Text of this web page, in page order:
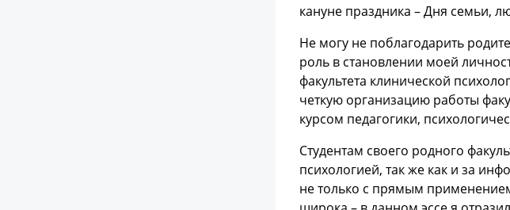
кануне праздника – Дня семьи,
Не могу не поблагодарить
роль в становлении моей
факультета клинической
четкую организацию работы
курсом педагогики,
Студентам своего родного
психологией, так же как и за
не только с прямым